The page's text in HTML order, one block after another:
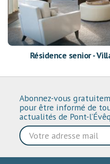
Résidence senior -
Abonnez-vous
pour être informé de
actualités de Pont-